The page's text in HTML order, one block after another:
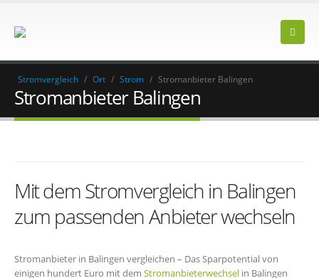
Stromvergleich / Ort / Strom / Stromanbieter Balingen
Stromanbieter Balingen
Mit dem Stromvergleich in Balingen
zum passenden Anbieter wechseln
Stromanbieter in Balingen vergleichen – Das Sparpotential von
einigen hundert Euro mit dem Stromanbieterwechsel in Balingen